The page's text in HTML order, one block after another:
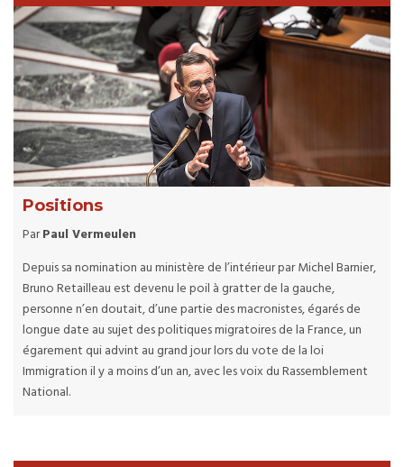
Positions
ParPaul Vermeulen
Depuis sa nomination au ministère de l’intérieur par Michel Barnier,
Bruno Retailleau est devenu le poil à gratter de la gauche,
personne n’en doutait, d’une partie des macronistes, égarés de
longue date au sujet des politiques migratoires de la France, un
égarement qui advint au grand jour lors du vote de la loi
Immigration il y a moins d’un an, avec les voix du Rassemblement
National.